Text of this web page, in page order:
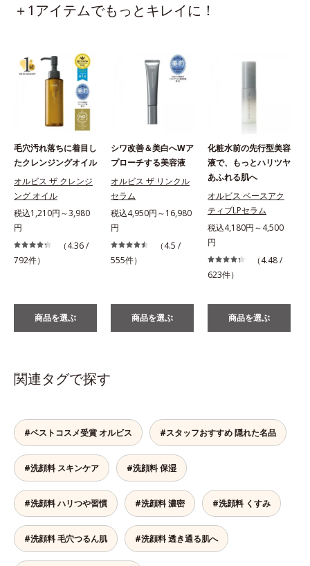
＋1アイテムでもっとキレイに！
毛穴汚れ落ちに着目し
たクレンジングオイル
オルビス ザ クレンジ
ング オイル
税込1,210円～3,980
円
（4.36 /
792件）
商品を選ぶ
シワ改善＆美白へWア
プローチする美容液
オルビス ザ リンクル
セラム
税込4,950円～16,980
円
（4.5 /
555件）
商品を選ぶ
化粧水前の先行型美容
液で、もっとハリツヤ
あふれる肌へ
オルビス ベースアク
ティブLPセラム
税込4,180円～4,500
円
（4.48 /
623件）
商品を選ぶ
関連タグで探す
#ベストコスメ受賞 オルビス #スタッフおすすめ 隠れた名品
#洗顔料 スキンケア #洗顔料 保湿
#洗顔料 ハリつや習慣 #洗顔料 濃密 #洗顔料 くすみ
#洗顔料 毛穴つるん肌 #洗顔料 透き通る肌へ